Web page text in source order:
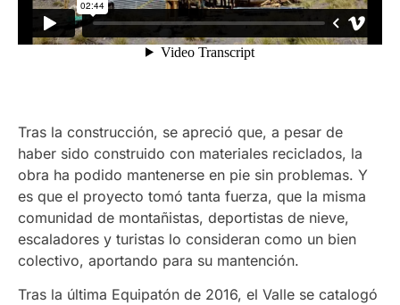
Tras la construcción, se apreció que, a pesar de
haber sido construido con materiales reciclados, la
obra ha podido mantenerse en pie sin problemas. Y
es que el proyecto tomó tanta fuerza, que la misma
comunidad de montañistas, deportistas de nieve,
escaladores y turistas lo consideran como un bien
colectivo, aportando para su mantención.
Tras la última Equipatón de 2016, el Valle se catalogó